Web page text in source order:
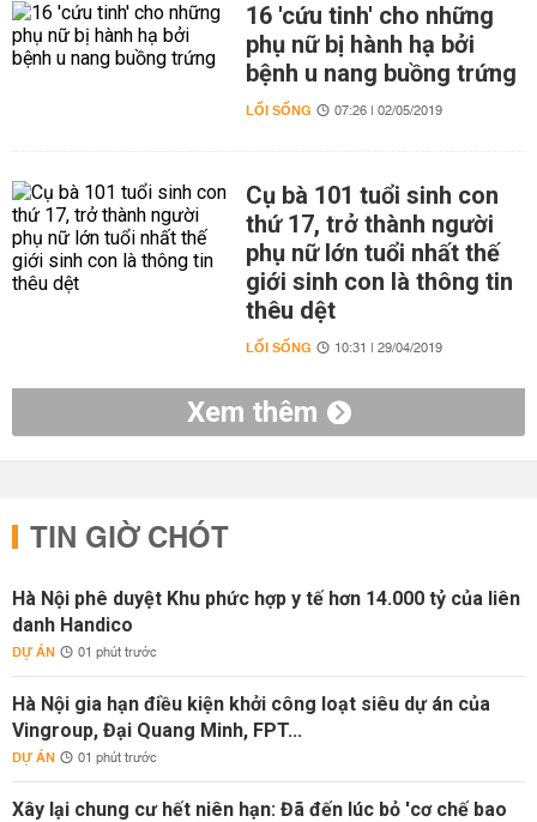
16 'cứu tinh' cho những
phụ nữ bị hành hạ bởi
bệnh u nang buồng trứng
LỐI SỐNG 07:26 | 02/05/2019
Cụ bà 101 tuổi sinh con
thứ 17, trở thành người
phụ nữ lớn tuổi nhất thế
giới sinh con là thông tin
thêu dệt
LỐI SỐNG 10:31 | 29/04/2019
Xem thêm
TIN GIỜ CHÓT
Hà Nội phê duyệt Khu phức hợp y tế hơn 14.000 tỷ của liên
danh Handico
DỰ ÁN 01 phút trước
Hà Nội gia hạn điều kiện khởi công loạt siêu dự án của
Vingroup, Đại Quang Minh, FPT...
DỰ ÁN 01 phút trước
Xây lại chung cư hết niên hạn: Đã đến lúc bỏ 'cơ chế bao